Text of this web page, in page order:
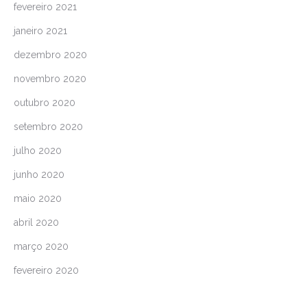
fevereiro 2021
janeiro 2021
dezembro 2020
novembro 2020
outubro 2020
setembro 2020
julho 2020
junho 2020
maio 2020
abril 2020
março 2020
fevereiro 2020